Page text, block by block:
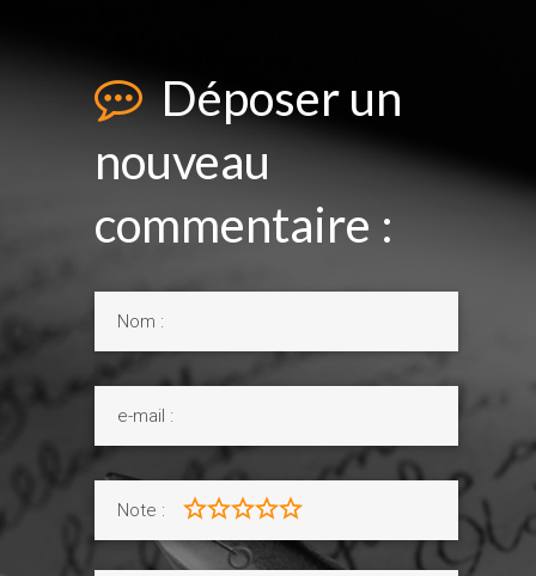
Déposer un
nouveau
commentaire :
Note :